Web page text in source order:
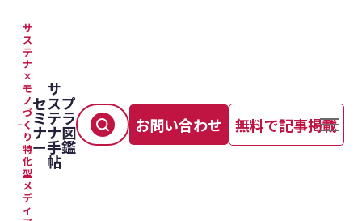
サ
ス
テ
ナ
×
モ
ノ
づ
く
り
特
化
型
メ
デ
ィ
セ
ミ
ナ
ー
サ
ス
テ
ナ
手
帖
プ
ラ
図
鑑
お問い合わせ 無料で記事掲載
TOP
重くのしかかる土壌対策費用に、最先端の技術で最適のアンサーを